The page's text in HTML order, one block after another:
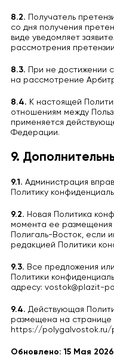
8.2. Получатель
со дня получения
виде уведомляет
рассмотрения
8.3. При не достижении
на рассмотрение
8.4. К настоящей
отношениям между
применяется
Федерации.
9.
9.1. Администрация
Политику
9.2. Новая Политика
момента ее размещения
Полигаль-Восток, если
редакцией Политики
9.3. Все предложения
Политики
адресу: vostok@plazit-
9.4. Действующая
размещена на странице
https://polygalvostok.ru/
Обновлено: 15 Мая